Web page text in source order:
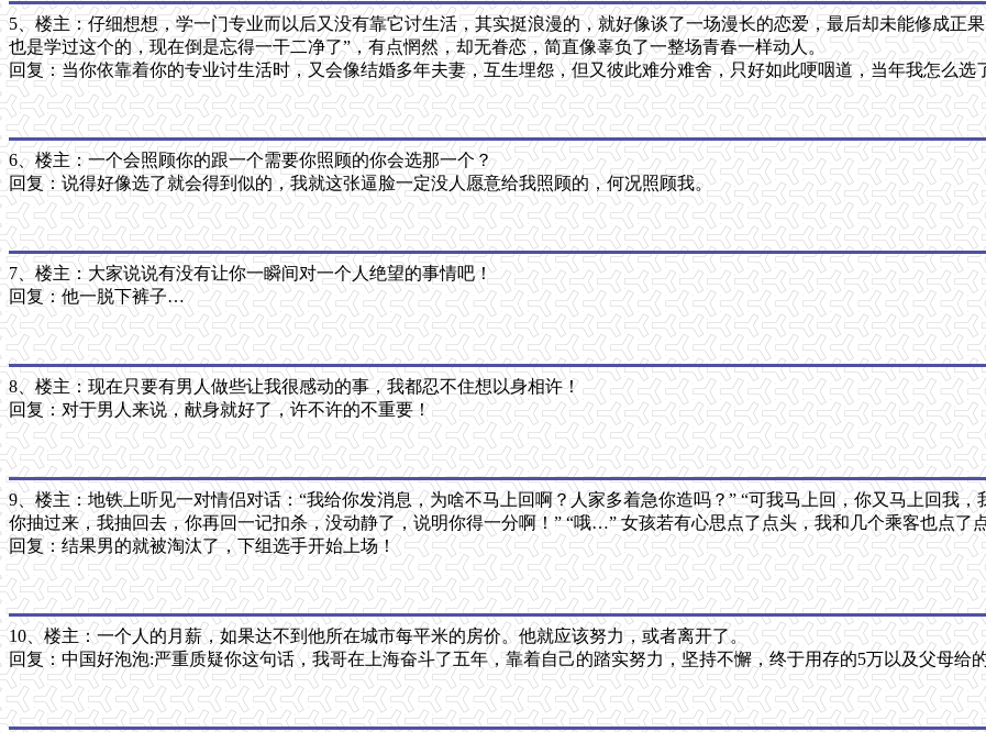
5、楼主：仔细想想，学一门专业而以后又没有靠它讨生活，其实挺浪漫的，就好像谈了一场漫长的恋爱，最后却未能修成正
也是学过这个的，现在倒是忘得一干二净了”，有点惘然，却无眷恋，简直像辜负了一整场青春一样动人。
回复：当你依靠着你的专业讨生活时，又会像结婚多年夫妻，互生埋怨，但又彼此难分难舍，只好如此哽咽道，当年我怎么选
6、楼主：一个会照顾你的跟一个需要你照顾的你会选那一个？
回复：说得好像选了就会得到似的，我就这张逼脸一定没人愿意给我照顾的，何况照顾我。
7、楼主：大家说说有没有让你一瞬间对一个人绝望的事情吧！
回复：他一脱下裤子…
8、楼主：现在只要有男人做些让我很感动的事，我都忍不住想以身相许！
回复：对于男人来说，献身就好了，许不许的不重要！
9、楼主：地铁上听见一对情侣对话：“我给你发消息，为啥不马上回啊？人家多着急你造吗？” “可我马上回，你又马上回我
你抽过来，我抽回去，你再回一记扣杀，没动静了，说明你得一分啊！” “哦…” 女孩若有心思点了点头，我和几个乘客也点了
回复：结果男的就被淘汰了，下组选手开始上场！
10、楼主：一个人的月薪，如果达不到他所在城市每平米的房价。他就应该努力，或者离开了。
回复：中国好泡泡:严重质疑你这句话，我哥在上海奋斗了五年，靠着自己的踏实努力，坚持不懈，终于用存的5万以及父母给